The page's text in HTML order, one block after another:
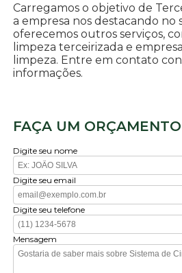
Carregamos o objetivo de
a empresa nos destacando no
oferecemos outros serviços,
limpeza terceirizada e
limpeza. Entre em contato
informações.
FAÇA UM ORÇAMENTO
Digite seu nome
Digite seu email
Digite seu telefone
Mensagem